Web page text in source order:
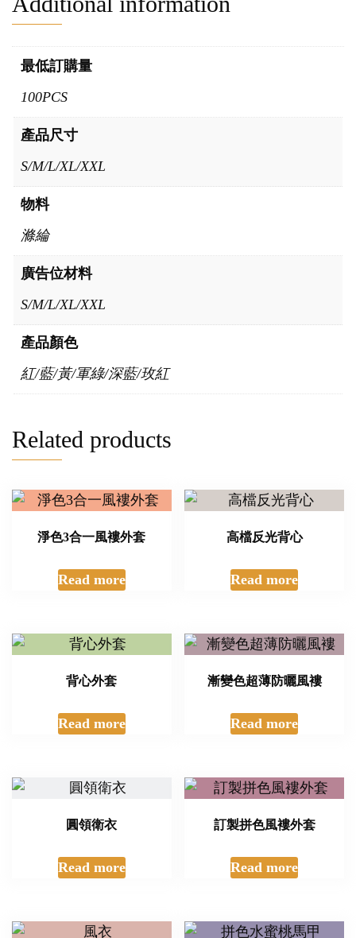
最低訂購量
100PCS
產品尺寸
S/M/L/XL/XXL
物料
滌綸
廣告位材料
S/M/L/XL/XXL
產品顏色
紅/藍/黃/軍綠/深藍/玫紅
Related products
淨色3合一風褸外套
Read more
高檔反光背心
Read more
背心外套
Read more
漸變色超薄防曬風褸
Read more
圓領衛衣
Read more
訂製拼色風褸外套
Read more